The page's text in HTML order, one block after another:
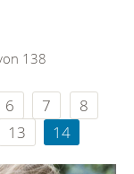
138
6 7
8
13 14